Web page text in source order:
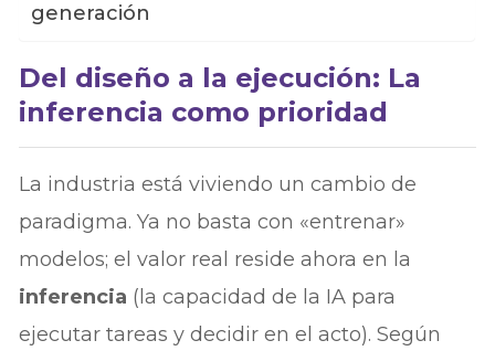
generación
Del diseño a la ejecución: La
inferencia como prioridad
La industria está viviendo un cambio de
paradigma. Ya no basta con «entrenar»
modelos; el valor real reside ahora en la
inferencia (la capacidad de la IA para
ejecutar tareas y decidir en el acto). Según